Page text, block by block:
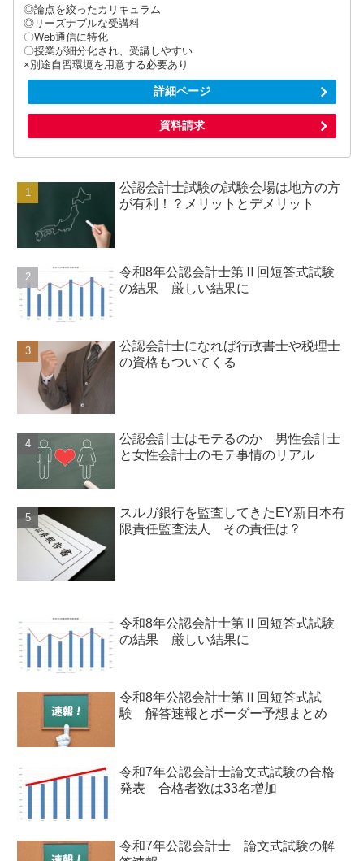
◎論点を絞ったカリキュラム
◎リーズナブルな受講料
〇Web通信に特化
〇授業が細分化され、受講しやすい
×別途自習環境を用意する必要あり
詳細ページ
資料請求
公認会計士試験の試験会場は地方の方
が有利！？メリットとデメリット
令和8年公認会計士第Ⅱ回短答式試験
の結果 厳しい結果に
公認会計士になれば行政書士や税理士
の資格もついてくる
公認会計士はモテるのか 男性会計士
と女性会計士のモテ事情のリアル
スルガ銀行を監査してきたEY新日本有
限責任監査法人 その責任は？
令和8年公認会計士第Ⅱ回短答式試験
の結果 厳しい結果に
令和8年公認会計士第Ⅱ回短答式試
験 解答速報とボーダー予想まとめ
令和7年公認会計士論文式試験の合格
発表 合格者数は33名増加
令和7年公認会計士 論文式試験の解